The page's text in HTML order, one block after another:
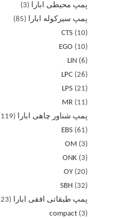
پمپ محیطی ابارا
3
پمپ سیرکوله ابارا
85
CTS
10
EGO
10
LIN 6
LPC 26
LPS 21
MR
11
پمپ شناور چاهی ابارا
119
EBS 61
OM
3
ONK 3
OY 20
SBH 32
پمپ طبقاتی افقی ابارا
23
compact 3